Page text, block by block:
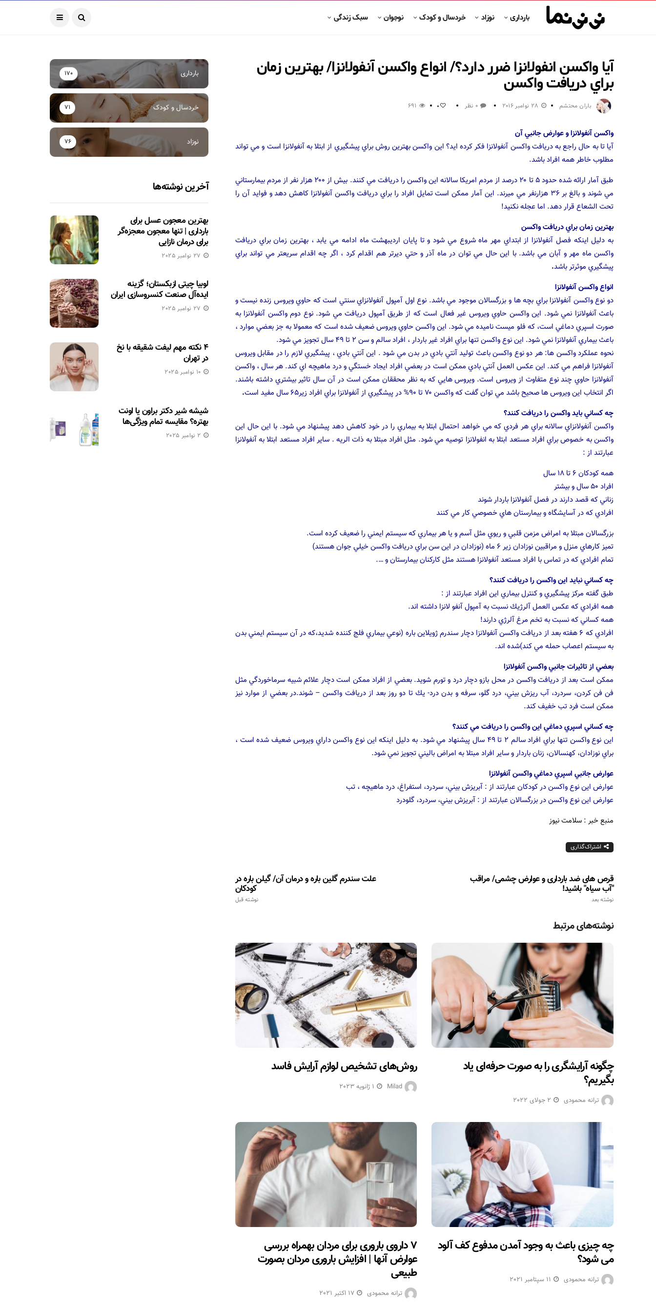
بارداری نوزاد خردسال و کودک نوجوان سبک زندگی
آیا واکسن انفولانزا ضرر دارد؟/ انواع واكسن آنفولانزا/ بهترين زمان
براي دريافت واكسن
باران محتشم 28 نوامبر 2016 0 نظر 0
691
واكسن آنفولانزا و عوارض جانبي آن
آيا تا به حال راجع به دريافت واكسن آنفولانزا فكر كرده ايد؟ اين واكسن بهترين روش براي پيشگيري از ابتلا به آنفولانزا است و مي تواند
مطلوب خاطر همه افراد باشد.
طبق آمار ارائه شده حدود ۵ تا ۲۰ درصد از مردم امريكا سالانه اين واكسن را دريافت مي كنند. بيش از ۲۰۰ هزار نفر از مردم بيمارستاني
مي شوند و بالغ بر ۳۶ هزارنفر مي ميرند. اين آمار ممكن است تمايل افراد را براي دريافت واكسن آنفولانزا كاهش دهد و فوايد آن را
تحت الشعاع قرار دهد. اما عجله نكنيد!
بهترين زمان براي دريافت واكسن
به دليل اينكه فصل آنفولانزا از ابتداي مهر ماه شروع مي شود و تا پايان ارديبهشت ماه ادامه مي يابد ، بهترين زمان براي دريافت
واكسن ماه مهر و آبان مي باشد. با اين حال مي توان در ماه آذر و حتي ديرتر هم اقدام كرد ، اگر چه اقدام سريعتر مي تواند براي
پيشگيري موثرتر باشد.
انواع واكسن آنفولانزا
دو نوع واكسن آنفولانزا براي بچه ها و بزرگسالان موجود مي باشد. نوع اول آمپول آنفولانزاي سنتي است كه حاوي ويروس زنده نيست و
باعث آنفولانزا نمي شود. اين واكسن حاوي ويروس غير فعال است كه از طريق آمپول دريافت مي شود. نوع دوم واكسن آنفولانزا به
صورت اسپري دماغي است، كه فلو ميست ناميده مي شود. اين واكسن حاوي ويروس ضعيف شده است كه معمولا به جز بعضي موارد ،
باعث بيماري آنفولانزا نمي شود. اين نوع واكسن تنها براي افراد غير باردار ، افراد سالم و سن ۲ تا ۴۹ سال تجويز مي شود.
نحوه عملكرد واكسن ها: هر دو نوع واكسن باعث توليد آنتي بادي در بدن مي شود . اين آنتي بادي ، پيشگيري لازم را در مقابل ويروس
آنفولانزا فراهم مي كند. اين عكس العمل آنتي بادي ممكن است در بعضي افراد ايجاد خستگي و درد ماهيچه اي كند. هر سال ، واكسن
آنفولانزا حاوي چند نوع متفاوت از ويروس است. ويروس هايي كه به نظر محققان ممكن است در آن سال تاثير بيشتري داشته باشند.
اگر انتخاب اين ويروس ها صحيح باشد مي توان گفت كه واكسن ۷۰ تا ۹۰% در پيشگيري از آنفولانزا براي افراد زير۶۵ سال مفيد است
.
چه كساني بايد واكسن را دريافت كنند؟
واكسن آنفولانزاي سالانه براي هر فردي كه مي خواهد احتمال ابتلا به بيماري را در خود كاهش دهد پيشنهاد مي شود. با اين حال اين
واكسن به خصوص براي افراد مستعد ابتلا به انفولانزا توصيه مي شود. مثل افراد مبتلا به ذات الريه . ساير افراد مستعد ابتلا به آنفولانزا
عبارتند از :
همه كودكان ۶ تا ۱۸ سال
افراد ۵۰ سال و بيشتر
زناني كه قصد دارند در فصل آنفولانزا باردار شوند
افرادي كه در آسايشگاه و بيمارستان هاي خصوصي كار مي كنند
بزرگسالان مبتلا به امراض مزمن قلبي و ريوي مثل آسم و يا هر بيماري كه سيستم ايمني را ضعيف كرده است.
تميز كارهاي منزل و مراقبين نوزادان زير ۶ ماه (نوزادان در اين سن براي دريافت واكسن خيلي جوان هستند)
تمام افرادي كه در تماس با افراد مستعد آنفولانزا هستند مثل كاركنان بيمارستان و ….
چه كساني نبايد اين واكسن را دريافت كنند؟
طبق گفته مركز پيشگيري و كنترل بيماري اين افراد عبارتند از :
همه افرادي كه عكس العمل آلرژيك نسبت به آمپول آنفو لانزا داشته اند.
همه كساني كه نسبت به تخم مرغ آلرژي دارند!
افرادي كه ۶ هفته بعد از دريافت واكسن آنفولانزا دچار سندرم ژويلاين باره (نوعي بيماري فلج كننده شديد،كه در آن سيستم ايمني بدن
به سيستم اعصاب حمله مي كند)شده اند.
بعضي از تاثيرات جانبي واكسن آنفولانزا
ممكن است بعد از دريافت واكسن در محل بازو دچار درد و تورم شويد. بعضي از افراد ممكن است دچار علائم شبيه سرماخوردگي مثل
فن فن كردن، سردرد، آب ريزش بيني، درد گلو، سرفه و بدن درد- يك تا دو روز بعد از دريافت واكسن – شوند.در بعضي از موارد نيز
ممكن است فرد تب خفيف كند.
چه كساني اسپري دماغي اين واكسن را دريافت مي كنند؟
اين نوع واكسن تنها براي افراد سالم ۲ تا ۴۹ سال پيشنهاد مي شود. به دليل اينكه اين نوع واكسن داراي ويروس ضعيف شده است ،
براي نوزادان، كهنسالان، زنان باردار و ساير افراد مبتلا به امراض باليني تجويز نمي شود.
عوارض جانبي اسپري دماغي واكسن آنفولانزا
عوارض اين نوع واكسن در كودكان عبارتند از : آبريزش بيني، سردرد، استفراغ، درد ماهيچه ، تب
عوارض اين نوع واكسن در بزرگسالان عبارتند از : آبريزش بيني، سردرد، گلودرد
منبع خبر : سلامت نیوز
اشتراک‌گذاری
علت سندرم گلین باره و درمان آن/ گیلن باره در
کودکان
نوشته قبل
قرص های ضد بارداری و عوارض چشمی/ مراقب
"آب سیاه" باشید!
نوشته بعد
نوشته‌های مرتبط
روش‌های تشخیص لوازم آرایش فاسد
Milad 1 ژانویه 2023
چگونه آرایشگری را به صورت حرفه‌ای یاد
بگیریم؟
ترانه محمودی 2 جولای 2022
۷ داروی باروری برای مردان بهمراه بررسی
عوارض آنها | افزایش باروری مردان بصورت
طبیعی
ترانه محمودی 17 اکتبر 2021
چه چیزی باعث به وجود آمدن مدفوع کف آلود
می شود؟
ترانه محمودی 11 سپتامبر 2021
بارداری 170
خردسال و کودک 71
نوزاد 76
آخرین نوشته‌ها
بهترین معجون عسل برای
بارداری | تنها معجون معجزه‌گر
برای درمان نازایی
27 نوامبر 2025
لوبیا چیتی ازبکستان؛ گزینه
ایده‌آل صنعت کنسروسازی ایران
27 نوامبر 2025
۴ نکته مهم لیفت شقیقه با نخ
در تهران
10 نوامبر 2025
شیشه شیر دکتر براون یا اونت
بهتره؟ مقایسه تمام ویژگی‌ها
2 نوامبر 2025